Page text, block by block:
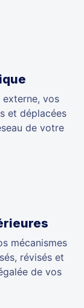
vos
et déplacées
de votre
mécanismes
révisés et
de vos